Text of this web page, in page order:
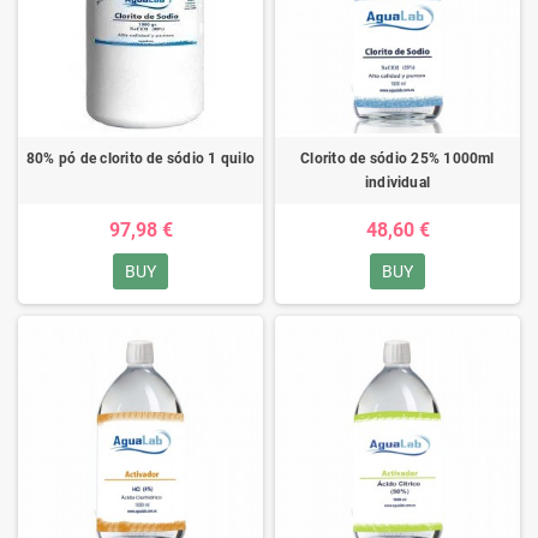
80% pó de clorito de sódio 1 quilo
97,98 €
BUY
Clorito de sódio 25% 1000ml
individual
48,60 €
BUY